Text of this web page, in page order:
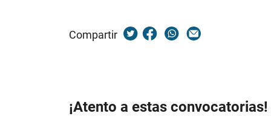
Compartir
¡Atento a estas convocatorias!